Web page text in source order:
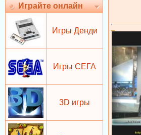
Играйте онлайн
Игры Денди
Игры СЕГА
3D игры